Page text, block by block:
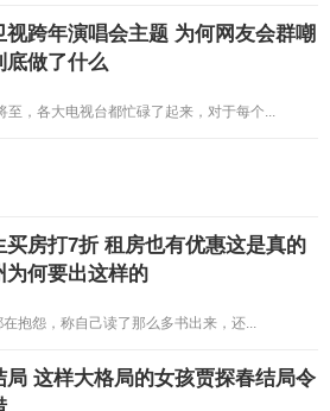
视跨年演唱会主题 为何网友会群嘲
底做了什么
至，各大电视台都忙碌了起来，对于每个...
买房打7折 租房也有优惠这是真的
为何要出这样的
抱怨，称自己读了那么多书出来，还...
局 这样大格局的女孩贾探春结局令